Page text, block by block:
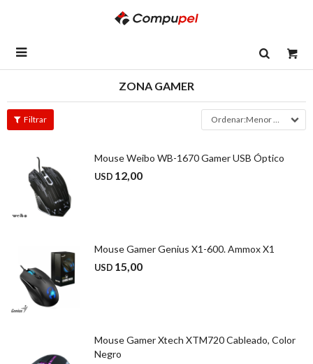

ZONA GAMER
Menor precio
Mouse Weibo WB-1670 Gamer USB Óptico
USD 12,00
Mouse Gamer Genius X1-600. Ammox X1
USD 15,00
Mouse Gamer Xtech XTM720 Cableado, Color
Negro